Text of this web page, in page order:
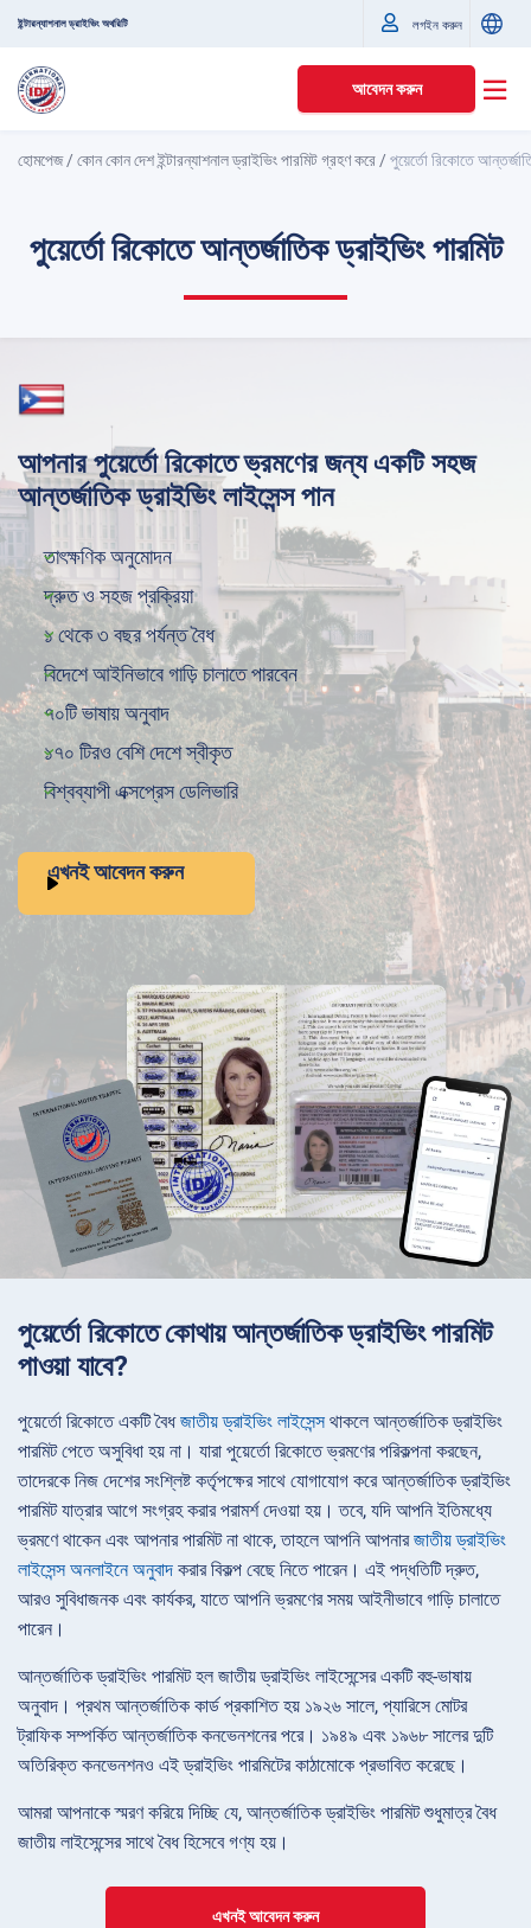
ইন্টারন্যাশনাল ড্রাইভিং অথরিটি লগইন করুন
আবেদন করুন
হোমপেজ/কোন কোন দেশ ইন্টারন্যাশনাল ড্রাইভিং পারমিট গ্রহণ করে /পুয়ের্তো রিকোতে
পুয়ের্তো রিকোতে আন্তর্জাতিক ড্রাইভিং পারমিট
আপনার পুয়ের্তো রিকোতে ভ্রমণের জন্য একটি সহজ
আন্তর্জাতিক ড্রাইভিং লাইসেন্স পান
তাৎক্ষণিক অনুমোদন
দ্রুত ও সহজ প্রক্রিয়া
১ থেকে ৩ বছর পর্যন্ত বৈধ
বিদেশে আইনিভাবে গাড়ি চালাতে পারবেন
৭০টি ভাষায় অনুবাদ
১৭০ টিরও বেশি দেশে স্বীকৃত
বিশ্বব্যাপী এক্সপ্রেস ডেলিভারি
এখনই আবেদন করুন
পুয়ের্তো রিকোতে কোথায় আন্তর্জাতিক ড্রাইভিং পারমিট
পাওয়া যাবে?
পুয়ের্তো রিকোতে একটি বৈধজাতীয় ড্রাইভিং লাইসেন্সথাকলে আন্তর্জাতিক ড্রাইভিং
পারমিট পেতে অসুবিধা হয় না। যারা পুয়ের্তো রিকোতে ভ্রমণের পরিকল্পনা করছেন,
তাদেরকে নিজ দেশের সংশ্লিষ্ট কর্তৃপক্ষের সাথে যোগাযোগ করে আন্তর্জাতিক ড্রাইভিং
পারমিট যাত্রার আগে সংগ্রহ করার পরামর্শ দেওয়া হয়। তবে, যদি আপনি ইতিমধ্যে
ভ্রমণে থাকেন এবং আপনার পারমিট না থাকে, তাহলে আপনি আপনারজাতীয় ড্রাইভিং
লাইসেন্স অনলাইনে অনুবাদ করার বিকল্প বেছে নিতে পারেন। এই পদ্ধতিটি দ্রুত,
আরও সুবিধাজনক এবং কার্যকর, যাতে আপনি ভ্রমণের সময় আইনীভাবে গাড়ি চালাতে
পারেন।
আন্তর্জাতিক ড্রাইভিং পারমিট হল জাতীয় ড্রাইভিং লাইসেন্সের একটি বহু-ভাষায়
অনুবাদ। প্রথম আন্তর্জাতিক কার্ড প্রকাশিত হয় ১৯২৬ সালে, প্যারিসে মোটর
ট্রাফিক সম্পর্কিত আন্তর্জাতিক কনভেনশনের পরে। ১৯৪৯ এবং ১৯৬৮ সালের দুটি
অতিরিক্ত কনভেনশনও এই ড্রাইভিং পারমিটের কাঠামোকে প্রভাবিত করেছে।
আমরা আপনাকে স্মরণ করিয়ে দিচ্ছি যে, আন্তর্জাতিক ড্রাইভিং পারমিট শুধুমাত্র বৈধ
জাতীয় লাইসেন্সের সাথে বৈধ হিসেবে গণ্য হয়।
এখনই আবেদন করুন